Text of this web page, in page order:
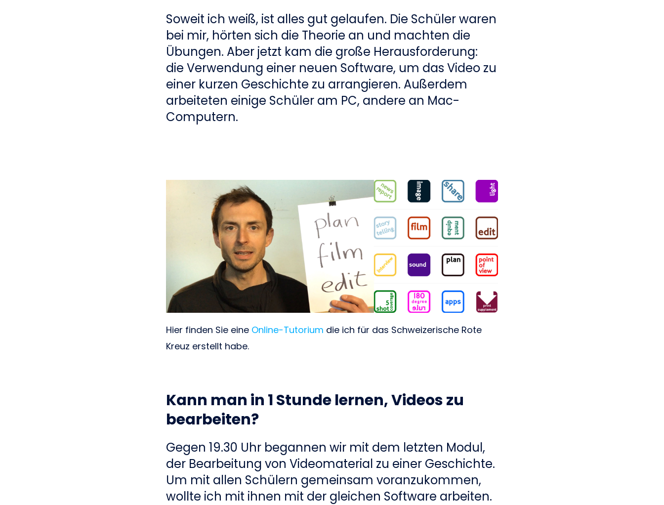
Soweit ich weiß, ist alles gut gelaufen. Die Schüler waren
bei mir, hörten sich die Theorie an und machten die
Übungen. Aber jetzt kam die große Herausforderung:
die Verwendung einer neuen Software, um das Video zu
einer kurzen Geschichte zu arrangieren. Außerdem
arbeiteten einige Schüler am PC, andere an Mac-
Computern.
Hier finden Sie eine Online-Tutorium die ich für das Schweizerische Rote
Kreuz erstellt habe.
Kann man in 1 Stunde lernen, Videos zu
bearbeiten?
Gegen 19.30 Uhr begannen wir mit dem letzten Modul,
der Bearbeitung von Videomaterial zu einer Geschichte.
Um mit allen Schülern gemeinsam voranzukommen,
wollte ich mit ihnen mit der gleichen Software arbeiten.